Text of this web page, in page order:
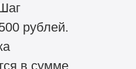
рублей.
в сумме